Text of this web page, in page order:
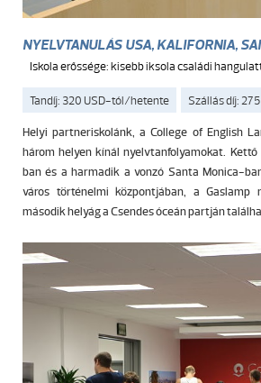
NYELVTANULÁS USA, KALIFORNIA,
Iskola erőssége: kisebb iksola családi
Tandíj: 320 USD-tól/hetente Szállás díj:
Helyi partneriskolánk, a College of English
három helyen kínál nyelvtanfolyamokat.
ban és a harmadik a vonzó Santa Monica-
város történelmi központjában, a Gaslamp
második helyág a Csendes óceán partján